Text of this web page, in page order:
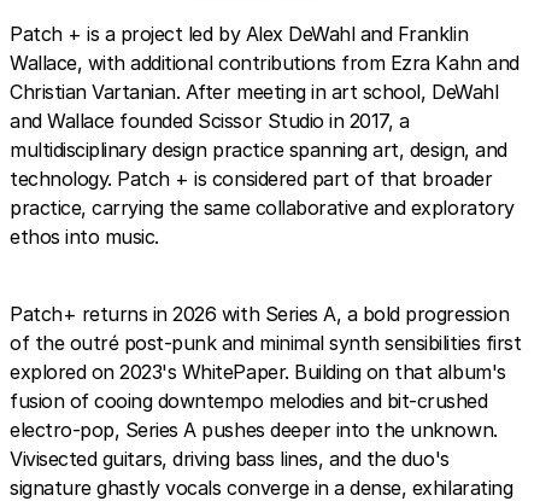
Patch + is a project led by Alex DeWahl and Franklin
Wallace, with additional contributions from Ezra Kahn and
Christian Vartanian. After meeting in art school, DeWahl
and Wallace founded Scissor Studio in 2017, a
multidisciplinary design practice spanning art, design, and
technology. Patch + is considered part of that broader
practice, carrying the same collaborative and exploratory
ethos into music.
Patch+ returns in 2026 with Series A, a bold progression
of the outré post-punk and minimal synth sensibilities first
explored on 2023's WhitePaper. Building on that album's
fusion of cooing downtempo melodies and bit-crushed
electro-pop, Series A pushes deeper into the unknown.
Vivisected guitars, driving bass lines, and the duo's
signature ghastly vocals converge in a dense, exhilarating